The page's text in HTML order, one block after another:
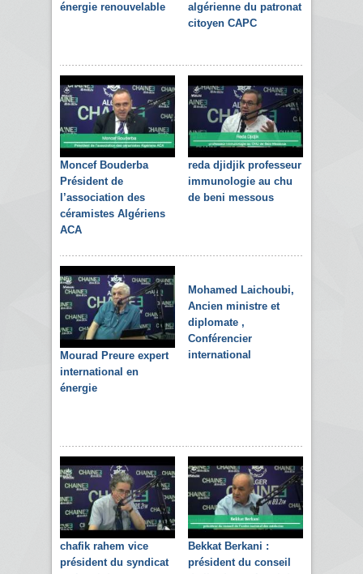
énergie renouvelable
algérienne du patronat
citoyen CAPC
Moncef Bouderba
Président de
l’association des
céramistes Algériens
ACA
reda djidjik professeur
immunologie au chu
de beni messous
Mourad Preure expert
international en
énergie
Mohamed Laichoubi,
Ancien ministre et
diplomate ,
Conférencier
international
chafik rahem vice
président du syndicat
Bekkat Berkani :
président du conseil